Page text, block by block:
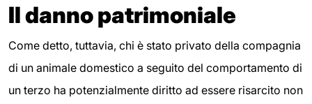
Il danno patrimoniale
Come detto, tuttavia, chi è stato privato della compagnia
di un animale domestico a seguito del comportamento di
un terzo ha potenzialmente diritto ad essere risarcito non